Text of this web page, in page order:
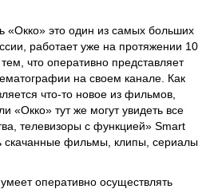
«Окко» это один из самых больших
работает уже на протяжении 10
что оперативно представляет
на своем канале. Как
что-то новое из фильмов,
«Окко» тут же могут увидеть все
телевизоры с функцией» Smart
скачанные фильмы, клипы, сериалы
оперативно осуществлять